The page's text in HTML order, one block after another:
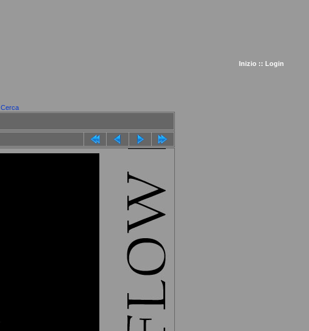
Inizio :: Login
Cerca